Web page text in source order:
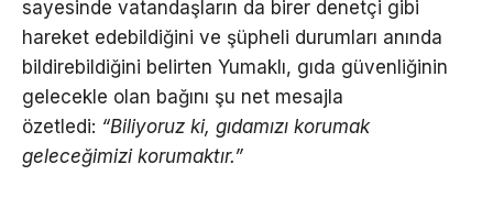
sayesinde vatandaşların da birer denetçi gibi
hareket edebildiğini ve şüpheli durumları anında
bildirebildiğini belirten Yumaklı, gıda güvenliğinin
gelecekle olan bağını şu net mesajla
özetledi: “Biliyoruz ki, gıdamızı korumak
geleceğimizi korumaktır.”